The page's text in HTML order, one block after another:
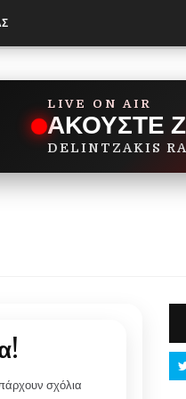
LIVE ON AIR
ΑΚΟΥΣΤΕ
DELINTZAKIS
σχόλια